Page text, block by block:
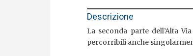
Descrizione
La seconda parte dell’Alta
percorribili anche